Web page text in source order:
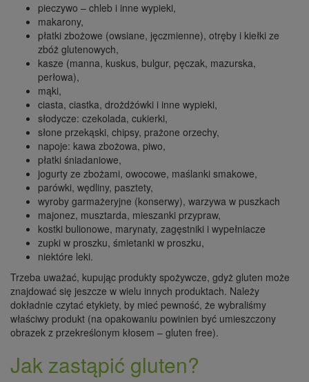
pieczywo – chleb i inne wypieki,
makarony,
płatki zbożowe (owsiane, jęczmienne), otręby i kiełki ze
zbóż glutenowych,
kasze (manna, kuskus, bulgur, pęczak, mazurska,
perłowa),
mąki,
ciasta, ciastka, drożdżówki i inne wypieki,
słodycze: czekolada, cukierki,
słone przekąski, chipsy, prażone orzechy,
napoje: kawa zbożowa, piwo,
płatki śniadaniowe,
jogurty ze zbożami, owocowe, maślanki smakowe,
parówki, wędliny, pasztety,
wyroby garmażeryjne (konserwy), warzywa w puszkach
majonez, musztarda, mieszanki przypraw,
kostki bulionowe, marynaty, zagęstniki i wypełniacze
zupki w proszku, śmietanki w proszku,
niektóre leki.
Trzeba uważać, kupując produkty spożywcze, gdyż gluten może
znajdować się jeszcze w wielu innych produktach. Należy
dokładnie czytać etykiety, by mieć pewność, że wybraliśmy
właściwy produkt (na opakowaniu powinien być umieszczony
obrazek z przekreślonym kłosem – gluten free).
Jak zastąpić gluten?